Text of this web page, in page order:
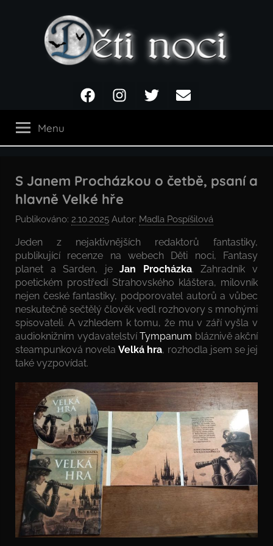
noci
FacebookInstagramTwitter Email
Menu
S Janem Procházkou o četbě, psaní a
hlavně Velké hře
Publikováno: 2.10.2025 Autor: Madla Pospíšilová
Jeden z nejaktivnějších redaktorů fantastiky,
publikující recenze na webech Děti noci, Fantasy
planet a Sarden, jeJan Procházka. Zahradník v
poetickém prostředí Strahovského kláštera, milovník
nejen české fantastiky, podporovatel autorů a vůbec
neskutečně sečtělý člověk vedl rozhovory s mnohými
spisovateli. A vzhledem k tomu, že mu v září vyšla v
audioknižním vydavatelství Tympanum bláznivě akční
steampunková novelaVelká hra, rozhodla jsem se jej
také vyzpovídat.